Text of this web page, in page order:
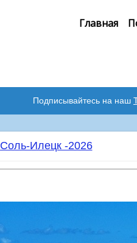
Главная
Подписывайтесь на наш
Соль-Илецк -2026